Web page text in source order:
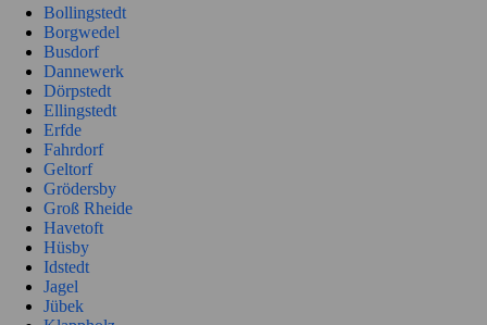
Bollingstedt
Borgwedel
Busdorf
Dannewerk
Dörpstedt
Ellingstedt
Erfde
Fahrdorf
Geltorf
Grödersby
Groß Rheide
Havetoft
Hüsby
Idstedt
Jagel
Jübek